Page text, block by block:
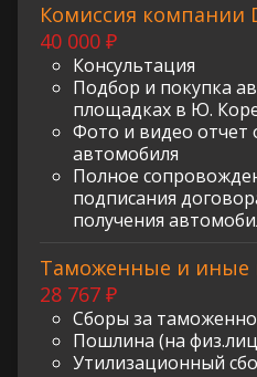
Комиссия компании
40 000 ₽
Консультация
Подбор и покупка
площадках в Ю.
Фото и видео отчет
автомобиля
Полное
подписания
получения
Таможенные и иные
28 767 ₽
Сборы за
Пошлина (на
Утилизационный